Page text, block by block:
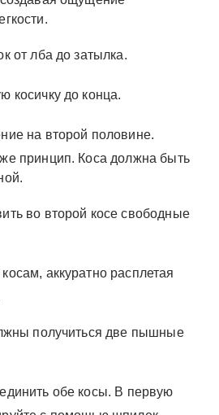
от лба до затылка.
косичку до конца.
на второй половине.
принцип. Коса должна быть
во второй косе свободные
аккуратно расплетая
получиться две пышные
обе косы. В первую